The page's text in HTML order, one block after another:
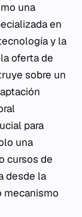
una
en
y la
oferta de
sobre un
para
una
cursos de
desde la
mecanismo